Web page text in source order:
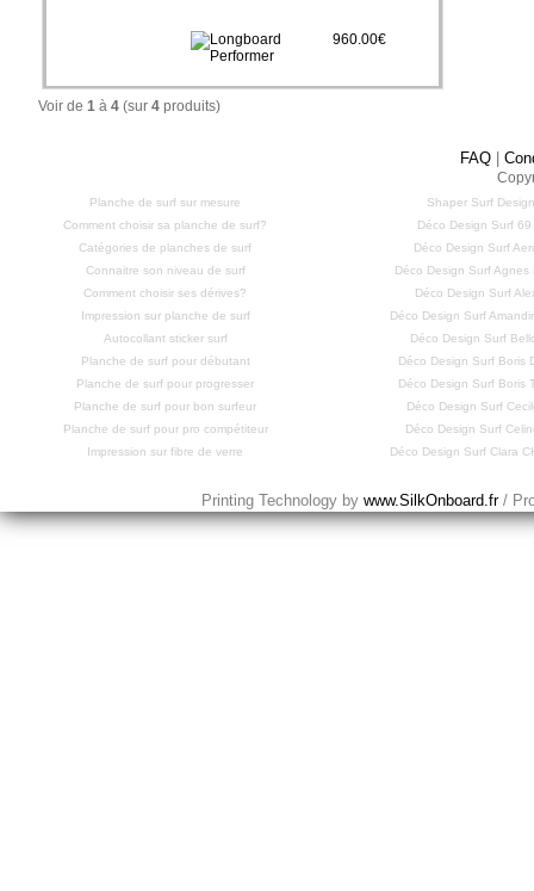
960.00€
Voir de 1 à 4 (sur 4 produits)
FAQ |
Planche de surf sur mesure
Comment choisir sa planche de surf?
Catégories de planches de surf
Connaitre son niveau de surf
Comment choisir ses dérives?
Impression sur planche de surf
Autocollant sticker surf
Planche de surf pour débutant
Planche de surf pour progresser
Planche de surf pour bon surfeur
Planche de surf pour pro compétiteur
Impression sur fibre de verre
Shaper Surf
Déco Design Surf 69
Déco Design Surf
Déco Design Surf Agnes
Déco Design Surf
Déco Design Surf
Déco Design Surf
Déco Design Surf Boris
Déco Design Surf Boris
Déco Design Surf
Déco Design Surf
Déco Design Surf Clara
Printing Technology bywww.SilkOnboard.fr /